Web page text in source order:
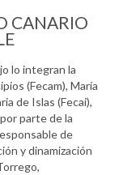
CANARIO
lo integran la
(Fecam), María
de Islas (Fecai),
parte de la
de
y dinamización